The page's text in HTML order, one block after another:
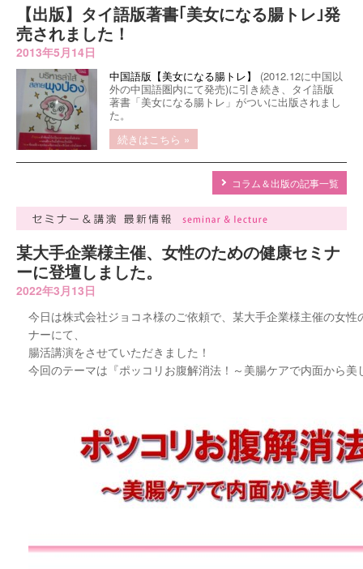
【出版】タイ語版著書｢美女になる腸トレ｣発
売されました！
2013年5月14日
中国語版【美女になる腸トレ】
(2012.12に中国以
外の中国語圏内にて発売)に引き続き、タイ語版
著書「美女になる腸トレ」がついに出版されまし
た。
続きはこちら »
コラム＆出版の記事一覧
某大手企業様主催、女性のための健康セミナ
ーに登壇しました。
2022年3月13日
今日は株式会社ジョコネ様のご依頼で、某大手企業様主催の女性
ナーにて、
腸活講演をさせていただきました！
今回のテーマは『ポッコリお腹解消法！～美腸ケアで内面から美